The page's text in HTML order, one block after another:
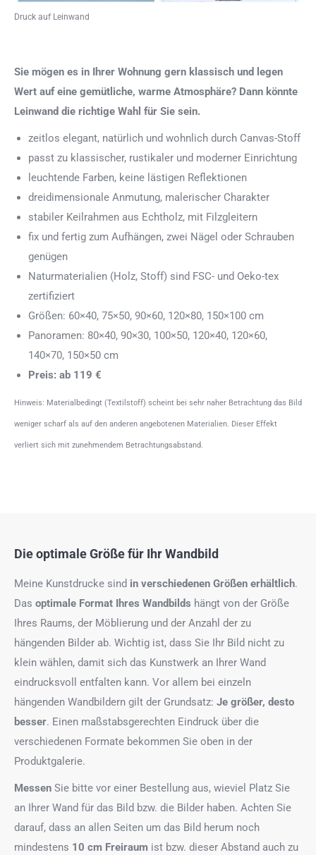
Druck auf Leinwand
Sie mögen es in Ihrer Wohnung gern klassisch und legen
Wert auf eine gemütliche, warme Atmosphäre? Dann könnte
Leinwand die richtige Wahl für Sie sein.
zeitlos elegant, natürlich und wohnlich durch Canvas-Stoff
passt zu klassischer, rustikaler und moderner Einrichtung
leuchtende Farben, keine lästigen Reflektionen
dreidimensionale Anmutung, malerischer Charakter
stabiler Keilrahmen aus Echtholz, mit Filzgleitern
fix und fertig zum Aufhängen, zwei Nägel oder Schrauben
genügen
Naturmaterialien (Holz, Stoff) sind FSC- und Oeko-tex
zertifiziert
Größen: 60×40, 75×50, 90×60, 120×80, 150×100 cm
Panoramen: 80×40, 90×30, 100×50, 120×40, 120×60,
140×70, 150×50 cm
Preis: ab 119 €
Hinweis: Materialbedingt (Textilstoff) scheint bei sehr naher Betrachtung das Bild
weniger scharf als auf den anderen angebotenen Materialien. Dieser Effekt
verliert sich mit zunehmendem Betrachtungsabstand.
Die optimale Größe für Ihr Wandbild
Meine Kunstdrucke sind in verschiedenen Größen erhältlich.
Das optimale Format Ihres Wandbilds hängt von der Größe
Ihres Raums, der Möblierung und der Anzahl der zu
hängenden Bilder ab. Wichtig ist, dass Sie Ihr Bild nicht zu
klein wählen, damit sich das Kunstwerk an Ihrer Wand
eindrucksvoll entfalten kann. Vor allem bei einzeln
hängenden Wandbildern gilt der Grundsatz: Je größer, desto
besser. Einen maßstabsgerechten Eindruck über die
verschiedenen Formate bekommen Sie oben in der
Produktgalerie.
Messen Sie bitte vor einer Bestellung aus, wieviel Platz Sie
an Ihrer Wand für das Bild bzw. die Bilder haben. Achten Sie
darauf, dass an allen Seiten um das Bild herum noch
mindestens 10 cm Freiraum ist bzw. dieser Abstand auch zu